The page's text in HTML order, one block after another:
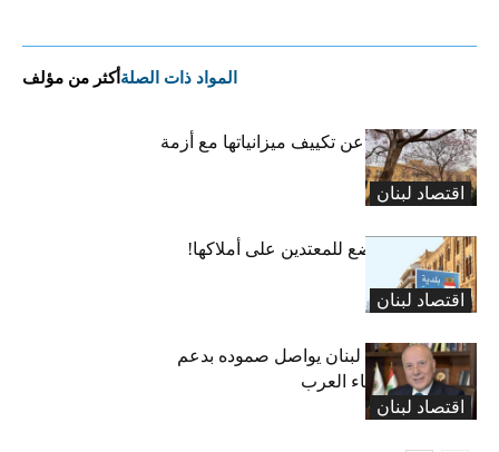
المواد ذات الصلة أكثر من مؤلف
اقتصاد لبنان
البلديات عاجزة عن تكييف ميزانياتها مع أزمة
النزوح..لا أموال
اقتصاد لبنان
بلديّة بيروت تخضع للمعتدين على أملاكها!
اقتصاد لبنان
الرئيس دبوسي: لبنان يواصل صموده بدعم
الحكومة والأشقاء العرب